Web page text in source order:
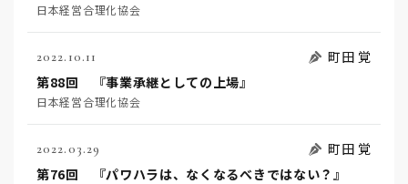
日本経営合理化協会
2022.10.11
町田 覚
第88回 『事業承継としての上場』
日本経営合理化協会
2022.03.29
町田 覚
第76回 『パワハラは、なくなるべきではない？』